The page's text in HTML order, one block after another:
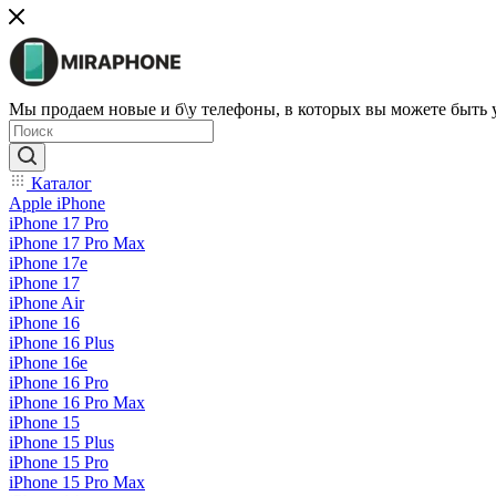
Мы продаем новые и б\у телефоны, в которых вы можете быть
Каталог
Apple iPhone
iPhone 17 Pro
iPhone 17 Pro Max
iPhone 17e
iPhone 17
iPhone Air
iPhone 16
iPhone 16 Plus
iPhone 16e
iPhone 16 Pro
iPhone 16 Pro Max
iPhone 15
iPhone 15 Plus
iPhone 15 Pro
iPhone 15 Pro Max